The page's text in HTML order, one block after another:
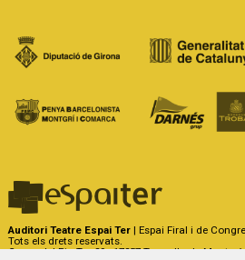
Auditori Teatre Espai Ter | Espai Firal i de
Tots els drets reservats.
Carrer del Riu Ter, 29 - 17257 Torroella de